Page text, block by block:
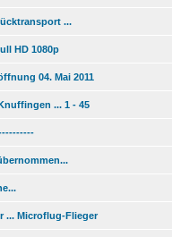
...
HD 1080p
04. Mai 2011
... 1 - 45
... Microflug-Flieger